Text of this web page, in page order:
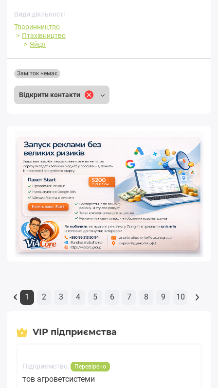
Види діяльності
Тваринництво
Птахівництво
Яйця
Відкрити контакти
Заміток немає
« 1 2 3 4 5 6 7 8 9 10
VIP підприємства
Підприємство: Перевірено
тов агроветсистеми